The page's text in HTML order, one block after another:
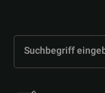
Suchbegriff